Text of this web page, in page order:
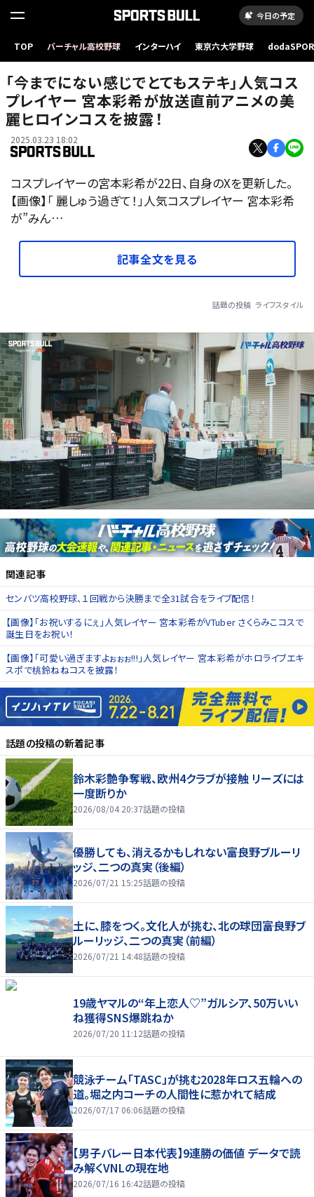
今日の予定
TOP バーチャル高校野球 インターハイ 東京六大学野球
「今までにない感じでとてもステキ」人気コス
プレイヤー 宮本彩希が放送直前アニメの美
麗ヒロインコスを披露！
2025.03.23 18:02
コスプレイヤーの宮本彩希が22日、自身のXを更新した。
【画像】「 麗しゅう過ぎて！」人気コスプレイヤー 宮本彩希
が”みん…
記事全文を見る
話題の投稿 ライフスタイル
関連記事
センバツ高校野球、１回戦から決勝まで全31試合をライブ配信！
【画像】「お祝いするにぇ」人気レイヤー 宮本彩希がVTuber さくらみこコスで
誕生日をお祝い！
【画像】「可愛い過ぎますよぉぉぉ!!!」人気レイヤー 宮本彩希がホロライブエキ
スポで桃鈴ねねコスを披露！
話題の投稿の新着記事
鈴木彩艶争奪戦、欧州4クラブが接触 リーズには
一度断りか
2026/08/04 20:37話題の投稿
優勝しても、消えるかもしれない――富良野ブルーリ
ッジ、二つの真実（後編）
2026/07/21 15:25話題の投稿
土に、膝をつく。文化人が挑む、北の球団――富良野ブ
ルーリッジ、二つの真実（前編）
2026/07/21 14:48話題の投稿
19歳ヤマルの“年上恋人♡”ガルシア、50万いい
ね獲得SNS爆跳ねか
2026/07/20 11:12話題の投稿
競泳チーム「TASC」が挑む2028年ロス五輪への
道。堀之内コーチの人間性に惹かれて結成
2026/07/17 06:06話題の投稿
【男子バレー日本代表】9連勝の価値 データで読
み解くVNLの現在地
2026/07/16 16:42話題の投稿